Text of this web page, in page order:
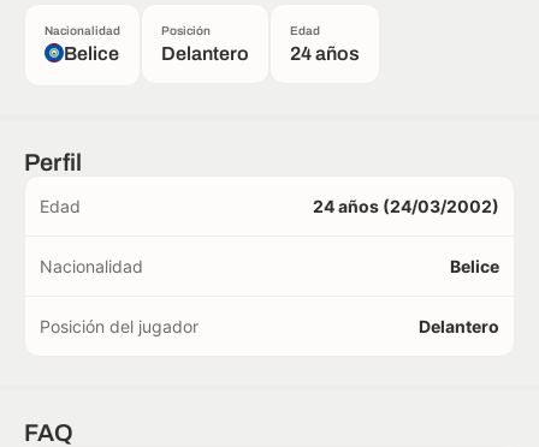
Nacionalidad
Belice
Posición
Delantero
Edad
24 años
Perfil
Edad 24 años (24/03/2002)
Nacionalidad Belice
Posición del jugador Delantero
FAQ